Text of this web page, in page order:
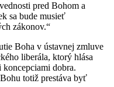
pred Bohom a
sa bude musieť
zákonov.“
Boha v ústavnej zmluve
liberála, ktorý hlása
dobra.
totiž prestáva byť